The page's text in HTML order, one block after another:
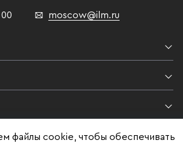
moscow@ilm.ru
файлы cookie, чтобы обеспечивать